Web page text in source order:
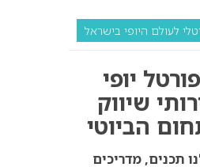
לעולם היופי בישראל
ולמה העסק שלך צריך
שיווק דיגיטלי לעסקים
קידום ל‑AI לעומת קידום
יופי
שיווק
הביוטי
תכנים, מדריכים